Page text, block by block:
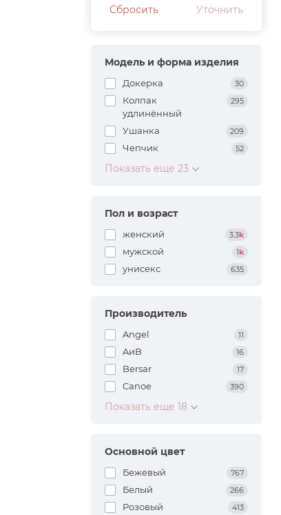
Шапки Ferz
Шапка колпак трансформер
Тонак Чехия
Шапки осень-зима
Сбросить Уточнить
Модель и форма изделия
Докерка 30
Колпак
удлинённый
295
Ушанка 209
Чепчик 52
Показать еще 23
Пол и возраст
женский 3.3k
мужской 1k
унисекс 635
Производитель
Angel 11
AиB 16
Bersar 17
Canoe 390
Показать еще 18
Основной цвет
Бежевый 767
Белый 266
Розовый 413